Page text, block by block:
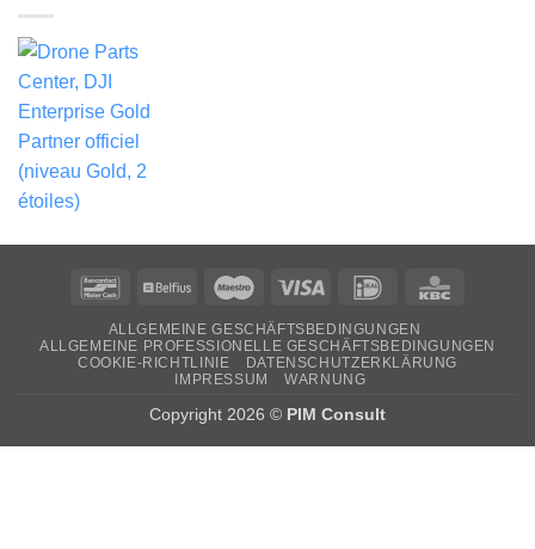
BancontactBelfius Maestro Ideal
ALLGEMEINE GESCHÄFTSBEDINGUNGEN
ALLGEMEINE PROFESSIONELLE GESCHÄFTSBEDINGUNGEN
COOKIE-RICHTLINIE
DATENSCHUTZERKLÄRUNG
IMPRESSUM
WARNUNG
Copyright 2026 © PIM Consult